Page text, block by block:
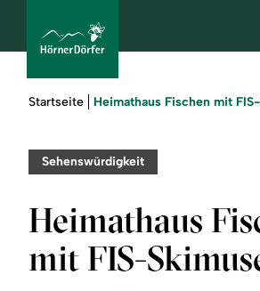
Urlaub
buchen
Sie
Startseite
Sehenswürdigkeit
Heimathaus
mit FIS-